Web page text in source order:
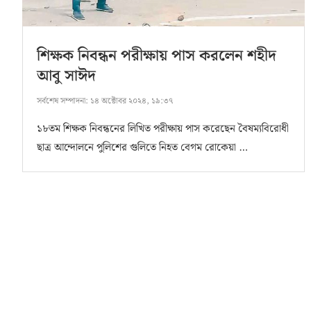
শিক্ষক নিবন্ধন পরীক্ষায় পাস করলেন শহীদ
আবু সাঈদ
সর্বশেষ সম্পাদনা: ১৪ অক্টোবর ২০২৪, ১৯:৩৭
১৮তম শিক্ষক নিবন্ধনের লিখিত পরীক্ষায় পাস করেছেন বৈষম্যবিরোধী
ছাত্র আন্দোলনে পুলিশের গুলিতে নিহত বেগম রোকেয়া …